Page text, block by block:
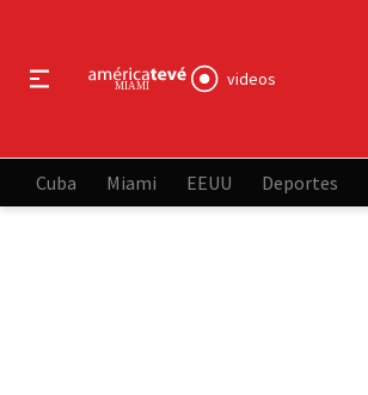
videos
Cuba Miami EEUU Deportes